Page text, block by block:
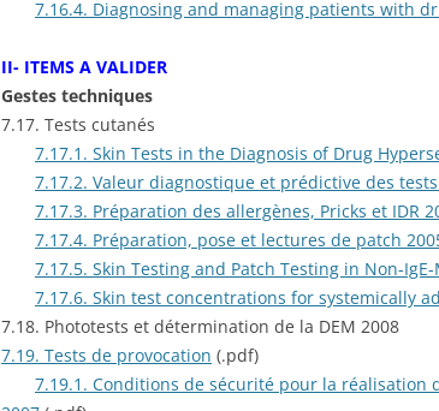
7.16.4. Diagnosing and managing patients with
II- ITEMS A VALIDER
Gestes techniques
7.17. Tests cutanés
7.17.1. Skin Tests in the Diagnosis of Drug
7.17.2. Valeur diagnostique et prédictive des
7.17.3. Préparation des allergènes, Pricks et IDR
7.17.4. Préparation, pose et lectures de patch
7.17.5. Skin Testing and Patch Testing in Non-
7.17.6. Skin test concentrations for systemically
7.18. Phototests et détermination de la DEM 2008
7.19. Tests de provocation (.pdf)
7.19.1. Conditions de sécurité pour la réalisation